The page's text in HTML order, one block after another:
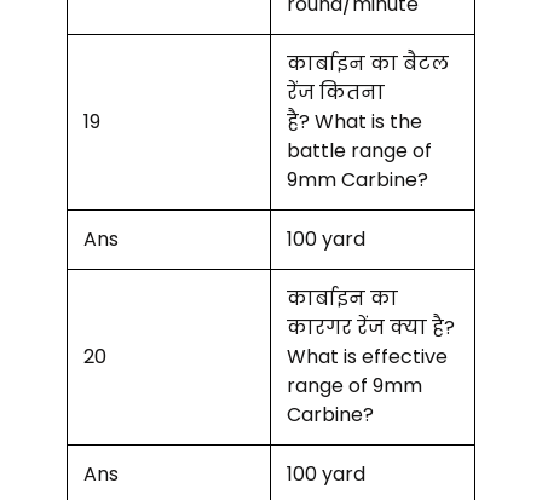
19
कार्बाइन का बैटल
रेंज कितना
है? What is the
battle range of
9mm Carbine?
Ans 100 yard
20
कार्बाइन का
कारगर रेंज क्या है?
What is effective
range of 9mm
Carbine?
Ans 100 yard